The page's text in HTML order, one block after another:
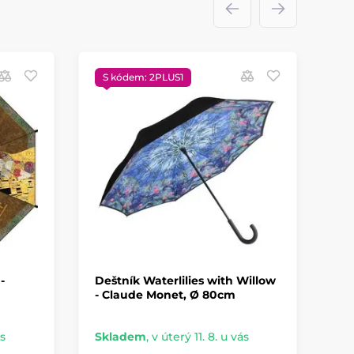
S kódem: 2PLUS1
Deštník Waterlilies with Willow
- Claude Monet, Ø 80cm
Skladem, v úterý 11. 8. u vás